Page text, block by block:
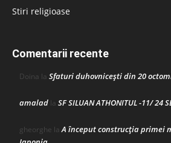
Stiri religioase
Comentarii recente
Doina la Sfaturi duhovnicești din 20
amalad la SF SILUAN ATHONITUL -11/ 24
gheorghe laA început construcţia primei